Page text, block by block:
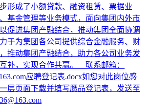
形成了小额贷款、融资租赁、票据业
基金管理等业务模式，面向集团内外市
促进集团产融结合，推动集团全面协调
于为集团各公司提供综合金融服务、财
推动集团产融结合，助力各公司业务发
补，实现合作共赢。 联系邮箱：
应聘登记表.docx如您对此岗位感
层页面下载并填写赝品登记表，发送至